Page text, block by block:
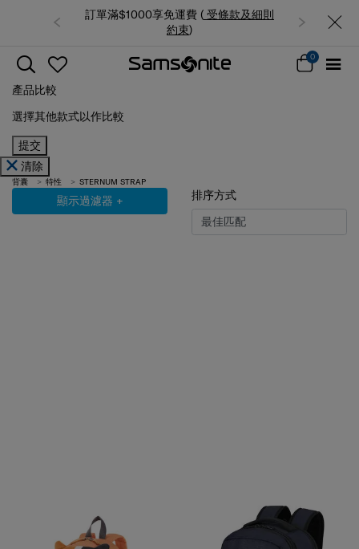
夏日限時優惠: 精選行李箱
訂單滿$1000享免運費 ( 受條款及細則
0
產品比較
選擇其他款式以作比較
提交
清除
背囊 特性 STERNUM STRAP
顯示過濾器 + 排序方式